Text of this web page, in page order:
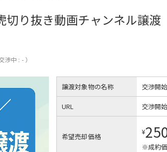
切り抜き動画チャンネル譲渡
渉中 : - ）
譲渡対象物の名称 交渉開
URL 交渉開
希望売却価格 ¥
※成約